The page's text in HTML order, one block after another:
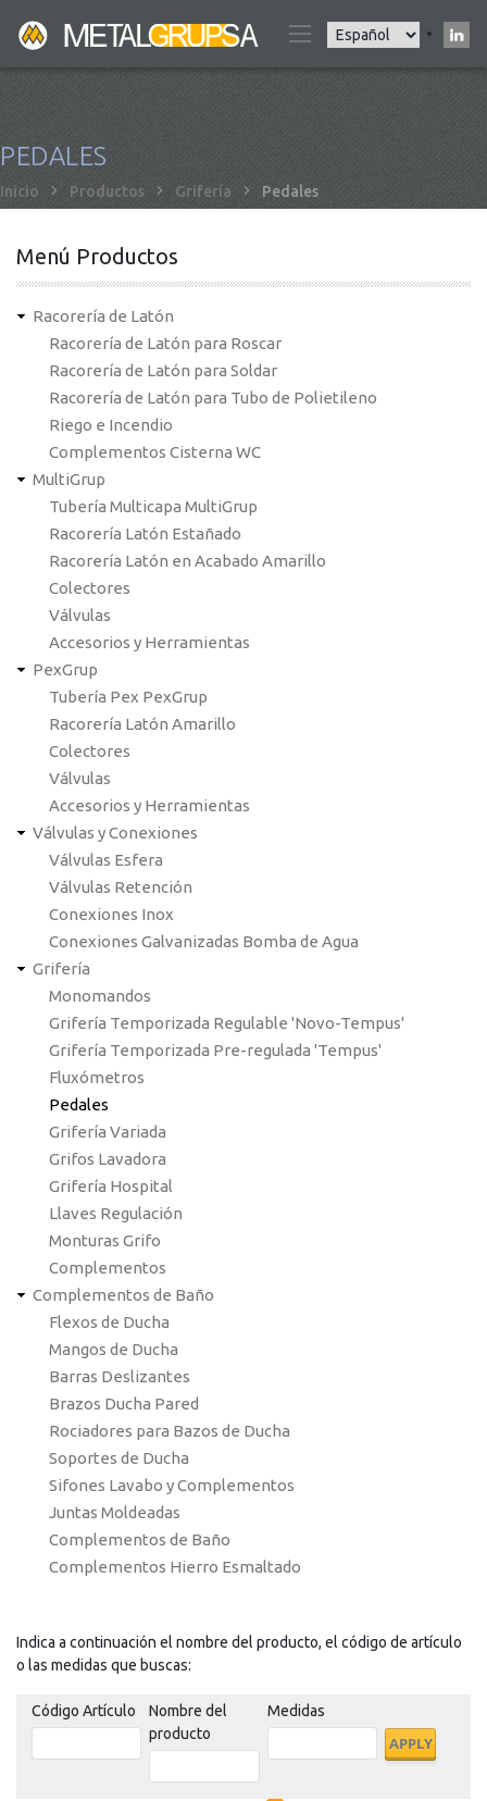
Select
your
language
PEDALES
Sobrescribir
de
ayuda
navegación
Inicio Productos Grifería Pedales
Menú Productos
Racorería de Latón
Racorería de Latón para Roscar
Racorería de Latón para Soldar
Racorería de Latón para Tubo de Polietileno
Riego e Incendio
Complementos Cisterna WC
MultiGrup
Tubería Multicapa MultiGrup
Racorería Latón Estañado
Racorería Latón en Acabado Amarillo
Colectores
Válvulas
Accesorios y Herramientas
PexGrup
Tubería Pex PexGrup
Racorería Latón Amarillo
Colectores
Válvulas
Accesorios y Herramientas
Válvulas y Conexiones
Válvulas Esfera
Válvulas Retención
Conexiones Inox
Conexiones Galvanizadas Bomba de Agua
Grifería
Monomandos
Grifería Temporizada Regulable 'Novo-Tempus'
Grifería Temporizada Pre-regulada 'Tempus'
Fluxómetros
Pedales
Grifería Variada
Grifos Lavadora
Grifería Hospital
Llaves Regulación
Monturas Grifo
Complementos
Complementos de Baño
Flexos de Ducha
Mangos de Ducha
Barras Deslizantes
Brazos Ducha Pared
Rociadores para Bazos de Ducha
Soportes de Ducha
Sifones Lavabo y Complementos
Juntas Moldeadas
Complementos de Baño
Complementos Hierro Esmaltado
Indica a continuación el nombre del producto, el código de artículo
o las medidas que buscas:
Código Artículo
Nombre del
producto
Medidas